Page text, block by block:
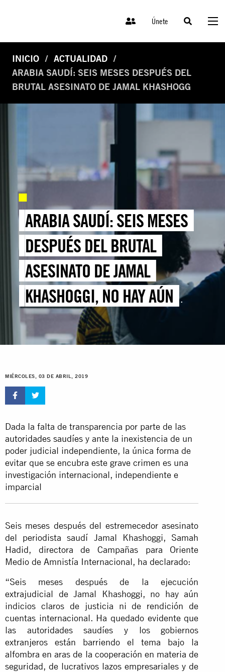
Únete
INICIO
ACTUALIDAD
ARABIA SAUDÍ: SEIS MESES DESPUÉS DEL
BRUTAL ASESINATO DE JAMAL KHASHOGG
ARABIA SAUDÍ: SEIS MESES
DESPUÉS DEL BRUTAL
ASESINATO DE JAMAL
KHASHOGGI, NO HAY AÚN
“NINGÚN INDICIO CLARO DE
JUSTICIA”
MIÉRCOLES, 03 DE ABRIL, 2019
Dada la falta de transparencia por parte de las
autoridades saudíes y ante la inexistencia de un
poder judicial independiente, la única forma de
evitar que se encubra este grave crimen es una
investigación internacional, independiente e
imparcial
Seis meses después del estremecedor asesinato
del periodista saudí Jamal Khashoggi, Samah
Hadid, directora de Campañas para Oriente
Medio de Amnistía Internacional, ha declarado:
“Seis meses después de la ejecución
extrajudicial de Jamal Khashoggi, no hay aún
indicios claros de justicia ni de rendición de
cuentas internacional. Ha quedado evidente que
las autoridades saudíes y los gobiernos
extranjeros están barriendo el tema bajo la
alfombra en aras de la cooperación en materia de
seguridad, de lucrativos lazos empresariales y de